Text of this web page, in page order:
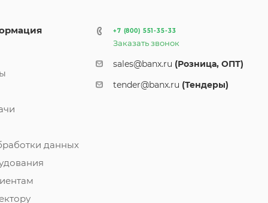
данных
+7 (800) 551-35-33
Заказать звонок
sales@banx.ru (Розница, ОПТ)
tender@banx.ru (Тендеры)